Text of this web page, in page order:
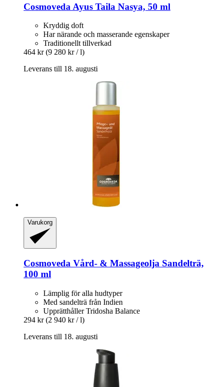
Cosmoveda Ayus Taila Nasya, 50 ml
Kryddig doft
Har närande och masserande egenskaper
Traditionellt tillverkad
464 kr (9 280 kr / l)
Leverans till 18. augusti
Varukorg
Cosmoveda Vård-​ & Massageolja Sandelträ,
100 ml
Lämplig för alla hudtyper
Med sandelträ från Indien
Upprätthåller Tridosha Balance
294 kr (2 940 kr / l)
Leverans till 18. augusti